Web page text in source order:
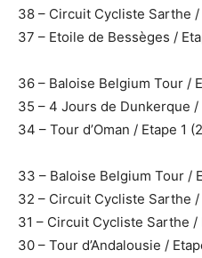
38 – Circuit Cycliste Sarthe /
37 – Etoile de Bessèges /
36 – Baloise Belgium Tour /
35 – 4 Jours de Dunkerque /
34 – Tour d’Oman / Etape 1
33 – Baloise Belgium Tour /
32 – Circuit Cycliste Sarthe /
31 – Circuit Cycliste Sarthe /
30 – Tour d’Andalousie /